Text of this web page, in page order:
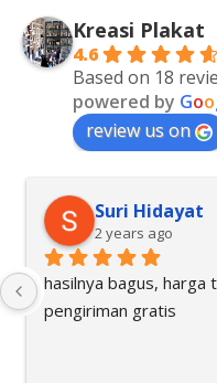
Kreasi Plakat
4.6
Based on 18
powered by Goo
review us on
Suri Hidayat
2 years ago
hasilnya bagus, harga
pengiriman gratis